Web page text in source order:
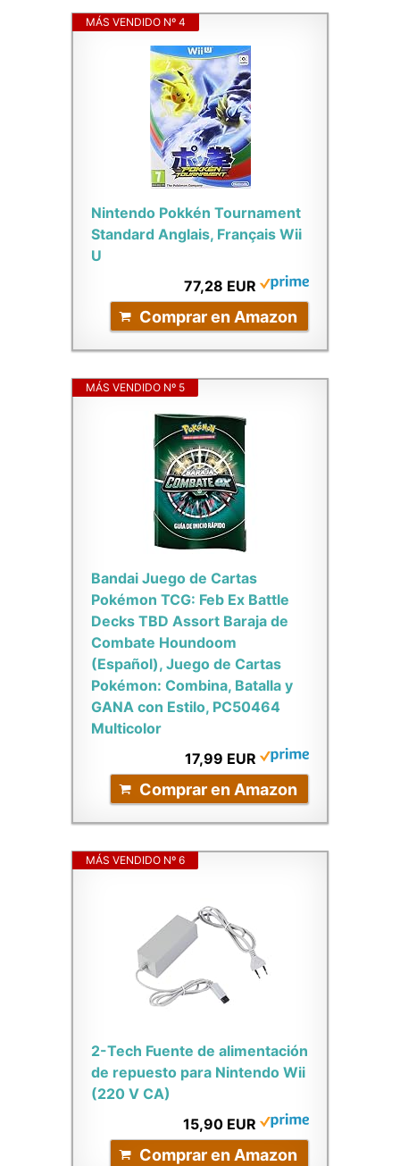
MÁS VENDIDO Nº 4
Nintendo Pokkén Tournament
Standard Anglais, Français Wii
U
77,28 EUR
Comprar en Amazon
MÁS VENDIDO Nº 5
Bandai Juego de Cartas
Pokémon TCG: Feb Ex Battle
Decks TBD Assort Baraja de
Combate Houndoom
(Español), Juego de Cartas
Pokémon: Combina, Batalla y
GANA con Estilo, PC50464
Multicolor
17,99 EUR
Comprar en Amazon
MÁS VENDIDO Nº 6
2-Tech Fuente de alimentación
de repuesto para Nintendo Wii
(220 V CA)
15,90 EUR
Comprar en Amazon